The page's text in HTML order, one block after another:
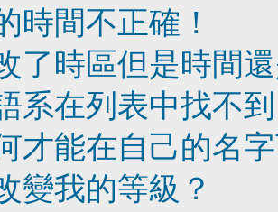
時間不正確！
了時區但是時間
系在列表中找不
才能在自己的名
變我的等級？